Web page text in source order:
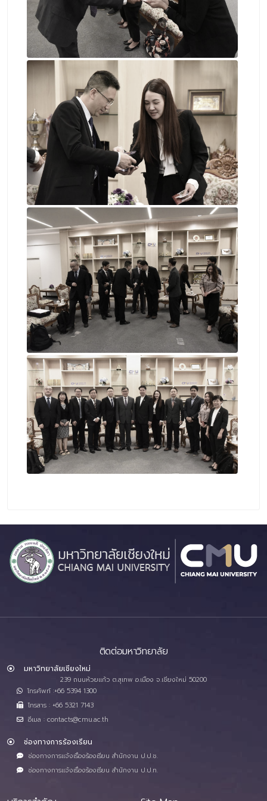
ติดต่อมหาวิทยาลัย
มหาวิทยาลัยเชียงใหม่
239 ถนนห้วยแก้ว ต.สุเทพ อ.เมือง จ.เชียงใหม่ 50200
โทรศัพท์ :+66 5394 1300
โทรสาร : +66 5321 7143
อีเมล : contacts@cmu.ac.th
ช่องทางการร้องเรียน
ช่องทางการแจ้งเรื่องร้องเรียน สำนักงาน ป.ป.ช.
ช่องทางการแจ้งเรื่องร้องเรียน สำนักงาน ป.ป.ท.